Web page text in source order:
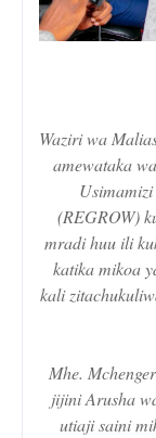
Waziri wa
amewataka
(REGROW)
mradi huu ili
katika mikoa
kali
Mhe.
jijini Arusha
utiaji saini